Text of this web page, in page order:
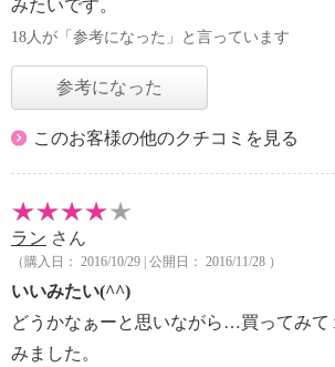
みたいです。
18人が「参考になった」と言っています
参考になった
このお客様の他のクチコミを見る
ラン さん
（購入日： 2016/10/29 | 公開日： 2016/11/28 ）
いいみたい(^^)
どうかなぁーと思いながら…買ってみて
みました。